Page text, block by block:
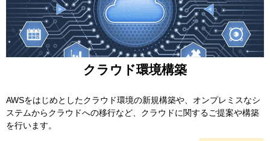
クラウド環境構築
AWSをはじめとしたクラウド環境の新規構築や、オンプレミスなシ
ステムからクラウドへの移行など、クラウドに関するご提案や構築
を行います。